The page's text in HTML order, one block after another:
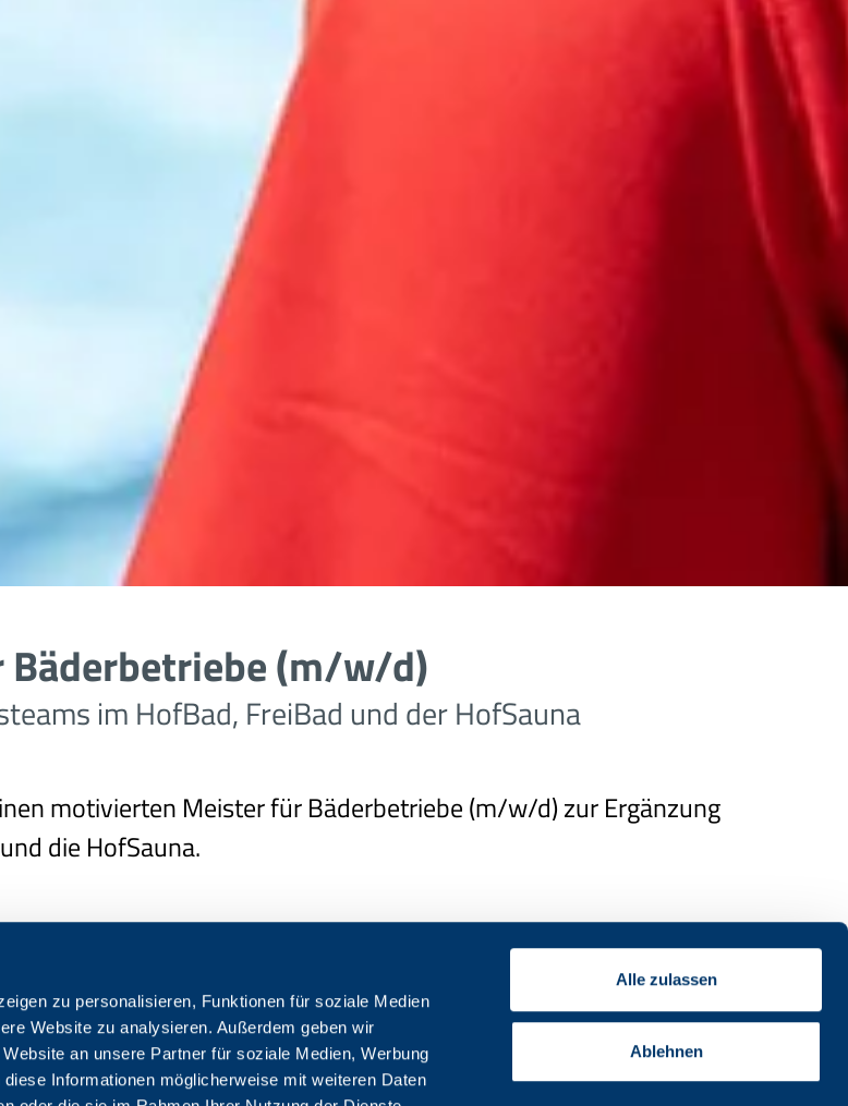
zu personalisieren, Funktionen für soziale Medien
Website zu analysieren. Außerdem geben wir
an unsere Partner für soziale Medien, Werbung
Informationen möglicherweise mit weiteren Daten
Alle zulassen
Ablehnen
(m/w/d)
im HofBad, FreiBad und der HofSauna
motivierten Meister für Bäderbetriebe (m/w/d) zur Ergänzung
die HofSauna.
für das Personal in den Arbeitsgruppen Bade- und
Reinigung
Bade- und Saunabetriebes unter Einhaltung aller